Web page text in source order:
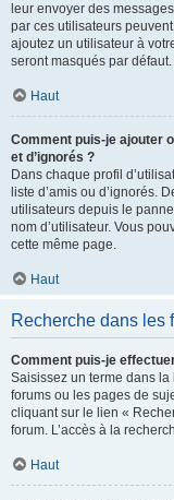
leur envoyer des
par ces utilisateurs
ajoutez un utilisateur à
seront masqués par défaut.
Haut
Comment puis-je ajouter
et d’ignorés ?
Dans chaque profil
liste d’amis ou d’ignorés.
utilisateurs depuis le
nom d’utilisateur. Vous
cette même page.
Haut
Recherche dans les
Comment puis-je
Saisissez un terme dans
forums ou les pages de
cliquant sur le lien «
forum. L’accès à la
Haut